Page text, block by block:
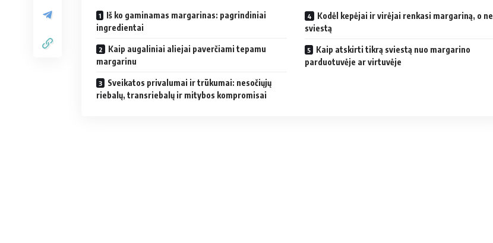
Iš ko gaminamas margarinas: pagrindiniai
ingredientai
Kaip augaliniai aliejai paverčiami tepamu
margarinu
Sveikatos privalumai ir trūkumai: nesočiųjų
riebalų, transriebalų ir mitybos kompromisai
Kodėl kepėjai ir virėjai renkasi margariną, o ne
sviestą
Kaip atskirti tikrą sviestą nuo margarino
parduotuvėje ar virtuvėje